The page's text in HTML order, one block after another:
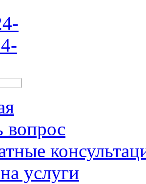
вопрос
услуги